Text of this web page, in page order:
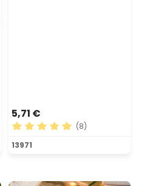
5 étoiles
5,71 €
Note moyenne de 5 sur 5
(8)
13971